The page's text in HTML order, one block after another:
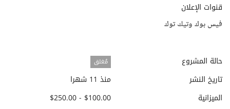
قنوات الإعلان
فيس بوك وتيك توك
حالة المشروع مُغلق
تاريخ النشر
منذ 11 شهرا
الميزانية
$100.00 - $250.00